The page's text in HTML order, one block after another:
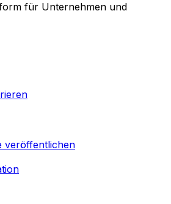
für Unternehmen und
veröffentlichen